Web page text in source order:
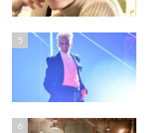
5
6